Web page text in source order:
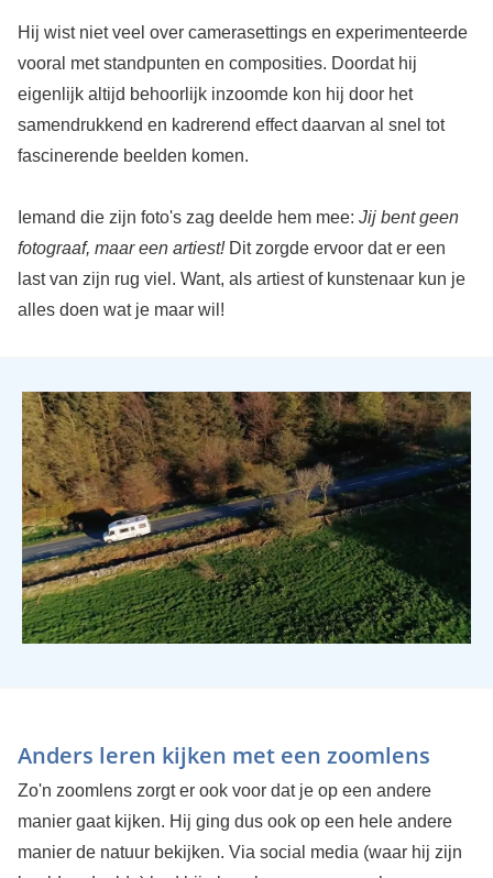
Hij wist niet veel over camerasettings en experimenteerde
vooral met standpunten en composities. Doordat hij
eigenlijk altijd behoorlijk inzoomde kon hij door het
samendrukkend en kadrerend effect daarvan al snel tot
fascinerende beelden komen.
Iemand die zijn foto's zag deelde hem mee: Jij bent geen
fotograaf, maar een artiest!Dit zorgde ervoor dat er een
last van zijn rug viel. Want, als artiest of kunstenaar kun je
alles doen wat je maar wil!
Anders leren kijken met een zoomlens
Zo'n zoomlens zorgt er ook voor dat je op een andere
manier gaat kijken. Hij ging dus ook op een hele andere
manier de natuur bekijken. Via social media (waar hij zijn